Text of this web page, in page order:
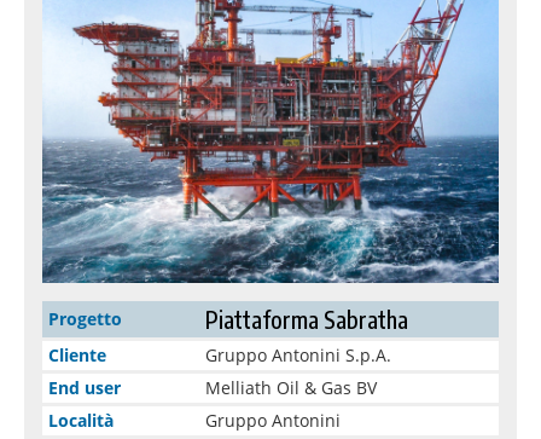
Progetto Piattaforma Sabratha
Cliente
Gruppo Antonini S.p.A.
End user
Melliath Oil & Gas BV
Località
Gruppo Antonini